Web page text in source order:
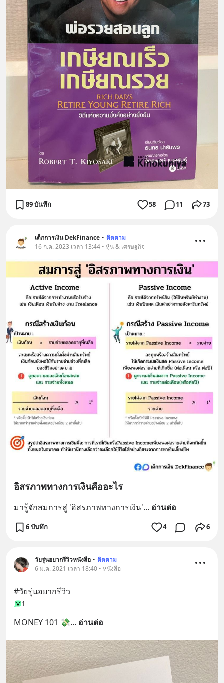
89 บันทึก 58 11 73
เด็กการเงิน DekFinance • ติดตาม
16 ก.ค. 2023 เวลา 13:44 • หุ้น & เศรษฐกิจ
อิสรภาพทางการเงินคืออะไร
มารู้จักสมการสู่ 'อิสรภาพทางการเงิน'... อ่านต่อ
6 บันทึก 4 6
วัยรุ่นอยากรีวิวหนังสือ • ติดตาม
6 ม.ค. 2021 เวลา 18:40 • หนังสือ
#วัยรุ่นอยากรีวิว
1
MONEY 101 💸... อ่านต่อ